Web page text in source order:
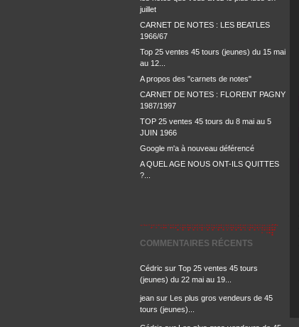
juillet
CARNET DE NOTES : LES BEATLES
1966/67
Top 25 ventes 45 tours (jeunes) du 15 mai
au 12...
A propos des "carnets de notes"
CARNET DE NOTES : FLORENT PAGNY
1987/1997
TOP 25 ventes 45 tours du 8 mai au 5
JUIN 1966
Google m'a à nouveau déférencé
A QUEL AGE NOUS ONT-ILS QUITTES
?...
COMMENTAIRES RÉCENTS
Cédric sur Top 25 ventes 45 tours
(jeunes) du 22 mai au 19...
jean sur Les plus gros vendeurs de 45
tours (jeunes)...